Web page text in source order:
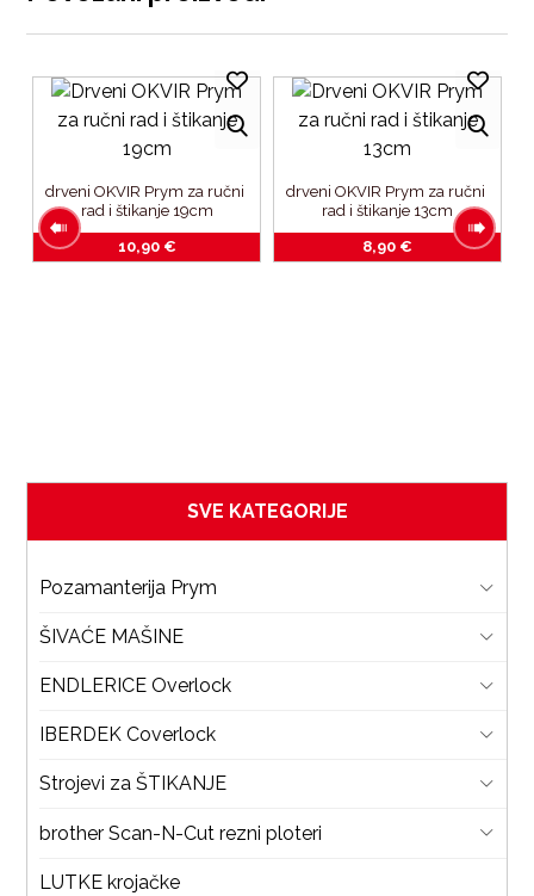
drveni OKVIR Prym za ručni
rad i štikanje 19cm﻿
10,90 €
drveni OKVIR Prym za ručni
rad i štikanje 13cm﻿
8,90 €
SVE KATEGORIJE
Pozamanterija Prym
ŠIVAĆE MAŠINE
ENDLERICE Overlock
IBERDEK Coverlock
Strojevi za ŠTIKANJE
brother Scan-N-Cut rezni ploteri
LUTKE krojačke